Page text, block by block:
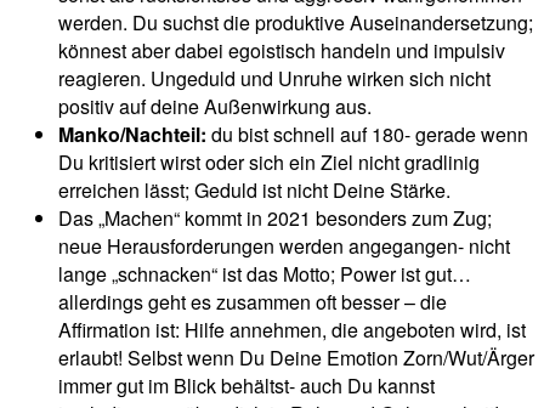
werden. Du suchst die produktive Auseinandersetzung;
könnest aber dabei egoistisch handeln und impulsiv
reagieren. Ungeduld und Unruhe wirken sich nicht
positiv auf deine Außenwirkung aus.
Manko/Nachteil: du bist schnell auf 180- gerade wenn
Du kritisiert wirst oder sich ein Ziel nicht gradlinig
erreichen lässt; Geduld ist nicht Deine Stärke.
Das „Machen“ kommt in 2021 besonders zum Zug;
neue Herausforderungen werden angegangen- nicht
lange „schnacken“ ist das Motto; Power ist gut…
allerdings geht es zusammen oft besser – die
Affirmation ist: Hilfe annehmen, die angeboten wird, ist
erlaubt! Selbst wenn Du Deine Emotion Zorn/Wut/Ärger
immer gut im Blick behältst- auch Du kannst